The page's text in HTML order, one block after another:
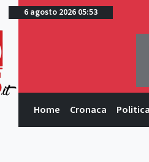
6 agosto 2026 05:53
Home Cronaca Politica